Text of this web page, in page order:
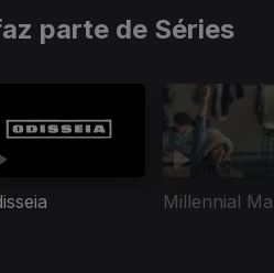
parte de Séries
Millennial